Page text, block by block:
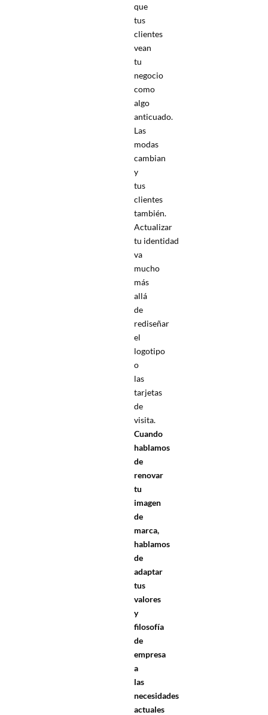
que
tus
clientes
vean
tu
negocio
como
algo
anticuado.
Las
modas
cambian
y
tus
clientes
también.
Actualizar
tu identidad
va
mucho
más
allá
de
rediseñar
el
logotipo
o
las
tarjetas
de
visita.
Cuando
hablamos
de
renovar
tu
imagen
de
marca,
hablamos
de
adaptar
tus
valores
y
filosofía
de
empresa
a
las
necesidades
actuales